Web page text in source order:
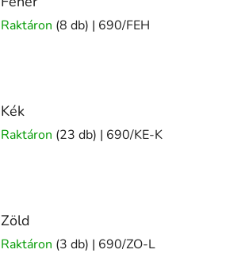
Raktáron (8 db) | 690/FEH
Kék
Raktáron (23 db) | 690/KE-K
Zöld
Raktáron (3 db) | 690/ZO-L